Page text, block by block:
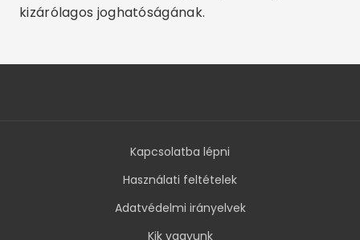
kizárólagos joghatóságának.
Kapcsolatba lépni
Használati feltételek
Adatvédelmi irányelvek
Kik vagyunk